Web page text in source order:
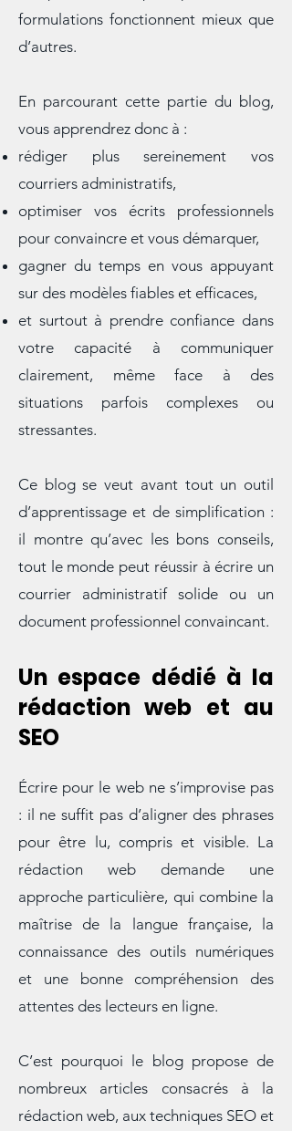
idées concrètes, mais vous
comprenez aussi pourquoi certaines
En parcourant cette partie du blog,
vous apprendrez donc à :
rédiger plus sereinement vos
courriers administratifs,
optimiser vos écrits professionnels
pour convaincre et vous démarquer,
gagner du temps en vous appuyant
sur des modèles fiables et efficaces,
et surtout à prendre confiance dans
votre capacité à communiquer
clairement, même face à des
Ce blog se veut avant tout un outil
d’apprentissage et de simplification :
il montre qu’avec les bons conseils,
courrier administratif solide ou un
document professionnel convaincant.
Un espace dédié à la
rédaction web et au
SEO
Écrire pour le web ne s’improvise pas
: il ne suffit pas d’aligner des phrases
rédaction web demande une
approche particulière, qui combine la
maîtrise de la langue française, la
connaissance des outils numériques
et une bonne compréhension des